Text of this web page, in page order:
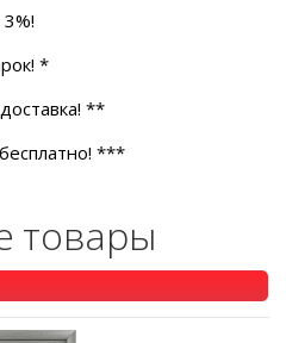
*
**
***
товары